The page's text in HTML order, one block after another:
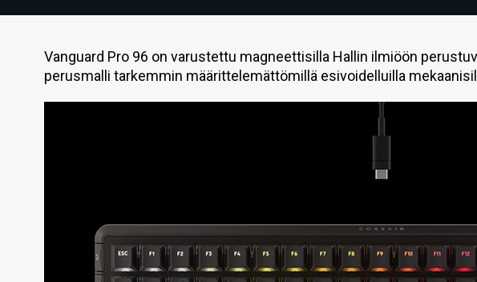
Vanguard Pro 96 on varustettu magneettisilla Hallin ilmiöön
perusmalli tarkemmin määrittelemättömillä esivoidelluilla